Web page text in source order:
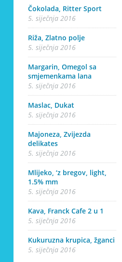
Čokolada, Ritter Sport
5. siječnja 2016
Riža, Zlatno polje
5. siječnja 2016
Margarin, Omegol sa
smjemenkama lana
5. siječnja 2016
Maslac, Dukat
5. siječnja 2016
Majoneza, Zvijezda
delikates
5. siječnja 2016
Mlijeko, ‘z bregov, light,
1.5% mm
5. siječnja 2016
Kava, Franck Cafe 2 u 1
5. siječnja 2016
Kukuruzna krupica, žganci
5. siječnja 2016